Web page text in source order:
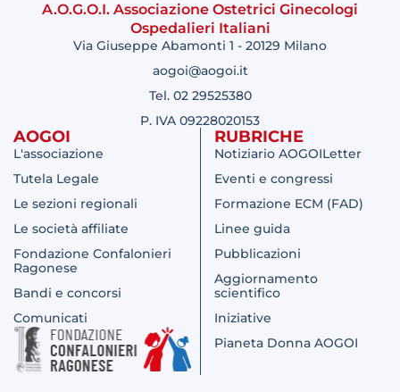
A.O.G.O.I. Associazione Ostetrici Ginecologi
Ospedalieri Italiani
Via Giuseppe Abamonti 1 - 20129 Milano
aogoi@aogoi.it
Tel. 02 29525380
P. IVA 09228020153
AOGOI
L'associazione
Tutela Legale
Le sezioni regionali
Le società affiliate
Fondazione Confalonieri
Ragonese
Bandi e concorsi
Comunicati
RUBRICHE
Notiziario AOGOILetter
Eventi e congressi
Formazione ECM (FAD)
Linee guida
Pubblicazioni
Aggiornamento
scientifico
Iniziative
Pianeta Donna AOGOI